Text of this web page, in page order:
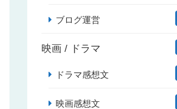
ブログ運営
映画 / ドラマ
ドラマ感想文
映画感想文